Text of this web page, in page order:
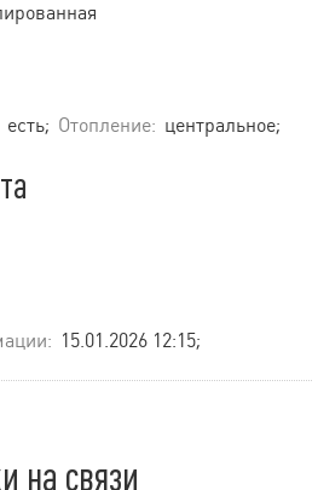
есть; Отопление: центральное;
15.01.2026 12:15;
на связи